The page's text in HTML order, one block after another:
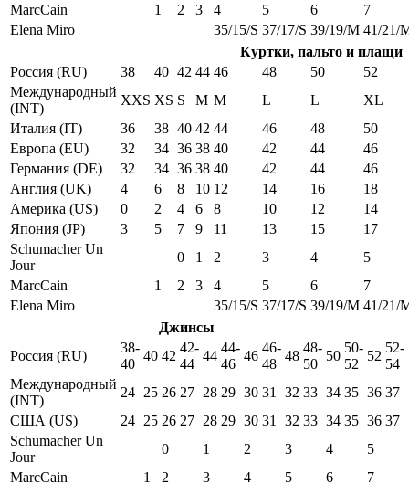
MarcCain
1 2 3 4 5 6
7
Elena Miro
35/15/S 37/17/S 39/19/M 41/21/
Куртки, пальто и плащи
Россия (RU)
38 40 42 44 46 48 50
52
Международный
(INT)
XXS XS S M M L L
XL
Италия (IT)
36 38 40 42 44 46 48
50
Европа (EU)
32 34 36 38 40 42 44
46
Германия (DE)
32 34 36 38 40 42 44
46
Англия (UK)
4 6 8 10 12 14 16
18
Америка (US)
0 2 4 6 8 10 12
14
Япония (JP)
3 5 7 9 11 13 15
17
Schumacher Un
Jour
0 1 2 3 4
5
MarcCain
1 2 3 4 5 6
7
Elena Miro
35/15/S 37/17/S 39/19/M 41/21/
Джинсы
Россия (RU)
38-
40
40 42
42-
44
44
44-
46
46
46-
48
48
48-
50
50
50-
52
52
52-
54
Международный
(INT)
24 25 26 27 28 29 30 31 32 33 34 35 36 37
США (US)
24 25 26 27 28 29 30 31 32 33 34 35 36 37
Schumacher Un
Jour
0 1 2 3 4
5
MarcCain
1 2 3 4 5 6 7